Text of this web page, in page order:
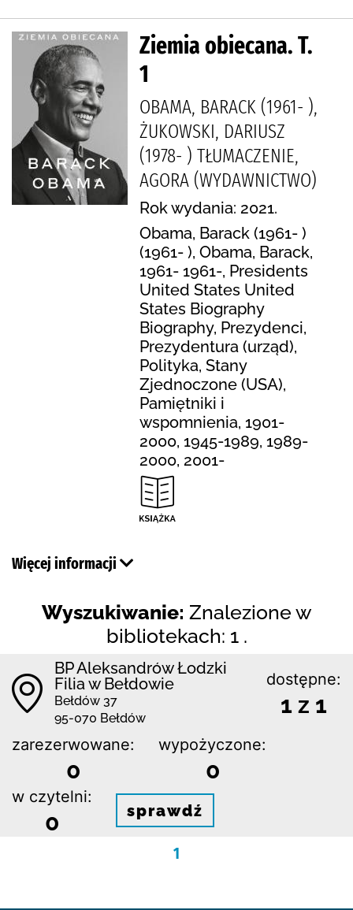
Ziemia obiecana. T.
1
OBAMA, BARACK (1961- ),
ŻUKOWSKI, DARIUSZ
(1978- ) TŁUMACZENIE,
AGORA (WYDAWNICTWO)
Rok wydania: 2021.
Obama, Barack (1961- )
(1961- ), Obama, Barack,
1961- 1961-, Presidents
United States United
States Biography
Biography, Prezydenci,
Prezydentura (urząd),
Polityka, Stany
Zjednoczone (USA),
Pamiętniki i
wspomnienia, 1901-
2000, 1945-1989, 1989-
2000, 2001-
Więcej informacji
Wyszukiwanie: Znalezione w
bibliotekach: 1 .
BP Aleksandrów Łodzki
Filia w Bełdowie
Bełdów 37
95-070 Bełdów
dostępne:
1 z 1
zarezerwowane:
0
wypożyczone:
0
w czytelni:
0 sprawdź
1